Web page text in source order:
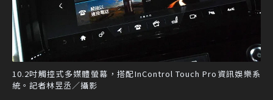
10.2吋觸控式多媒體螢幕，搭配InControl Touch Pro資訊娛樂系
統。記者林昱丞／攝影